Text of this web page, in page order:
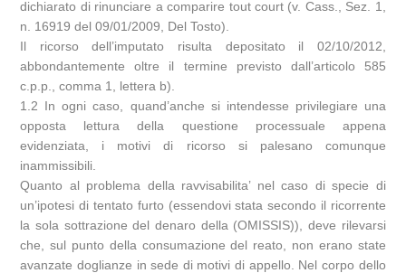
dichiarato di rinunciare a comparire tout court (v. Cass., Sez. 1,
n. 16919 del 09/01/2009, Del Tosto).
Il ricorso dell’imputato risulta depositato il 02/10/2012,
abbondantemente oltre il termine previsto dall’articolo 585
c.p.p., comma 1, lettera b).
1.2 In ogni caso, quand’anche si intendesse privilegiare una
opposta lettura della questione processuale appena
evidenziata, i motivi di ricorso si palesano comunque
inammissibili.
Quanto al problema della ravvisabilita’ nel caso di specie di
un’ipotesi di tentato furto (essendovi stata secondo il ricorrente
la sola sottrazione del denaro della (OMISSIS)), deve rilevarsi
che, sul punto della consumazione del reato, non erano state
avanzate doglianze in sede di motivi di appello. Nel corpo dello